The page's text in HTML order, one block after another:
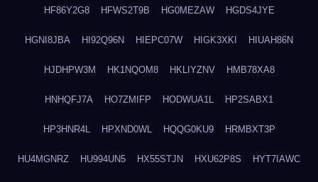
HF86Y2G8 HFWS2T9B HG0MEZAW HGDS4JYE
HGNI8JBA HI92Q96N HIEPC07W HIGK3XKI HIUAH86N
HJDHPW3M HK1NQOM8 HKLIYZNV HMB78XA8
HNHQFJ7A HO7ZMIFP HODWUA1L HP2SABX1
HP3HNR4L HPXND0WL HQQG0KU9 HRMBXT3P
HU4MGNRZ HU994UN5 HX55STJN HXU62P8S HYT7IAWC